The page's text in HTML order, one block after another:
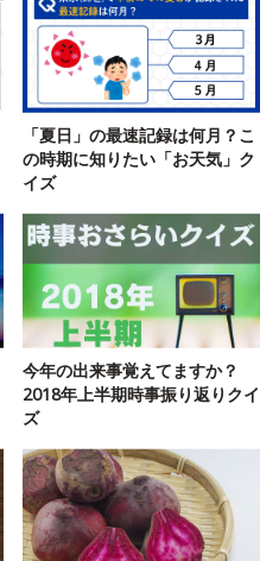
「夏日」の最速記録は何月？こ
の時期に知りたい「お天気」ク
イズ
今年の出来事覚えてますか？
2018年上半期時事振り返りクイ
ズ